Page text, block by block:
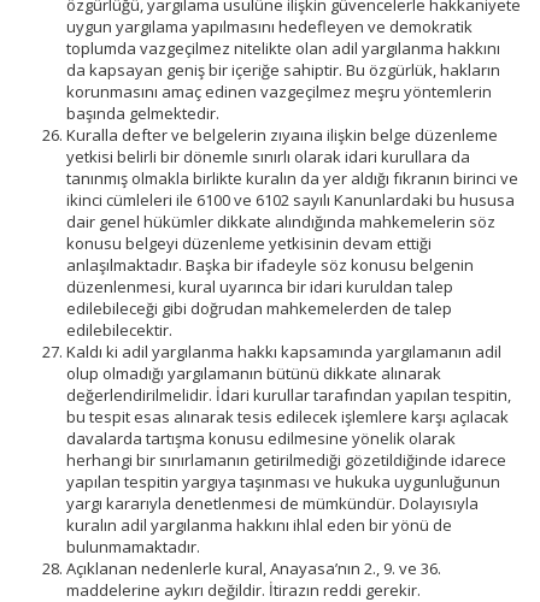
özgürlüğü, yargılama usulüne ilişkin güvencelerle hakkaniyete
uygun yargılama yapılmasını hedefleyen ve demokratik
toplumda vazgeçilmez nitelikte olan adil yargılanma hakkını
da kapsayan geniş bir içeriğe sahiptir. Bu özgürlük, hakların
korunmasını amaç edinen vazgeçilmez meşru yöntemlerin
başında gelmektedir.
Kuralla defter ve belgelerin zıyaına ilişkin belge düzenleme
yetkisi belirli bir dönemle sınırlı olarak idari kurullara da
tanınmış olmakla birlikte kuralın da yer aldığı fıkranın birinci ve
ikinci cümleleri ile 6100 ve 6102 sayılı Kanunlardaki bu hususa
dair genel hükümler dikkate alındığında mahkemelerin söz
konusu belgeyi düzenleme yetkisinin devam ettiği
anlaşılmaktadır. Başka bir ifadeyle söz konusu belgenin
düzenlenmesi, kural uyarınca bir idari kuruldan talep
edilebileceği gibi doğrudan mahkemelerden de talep
edilebilecektir.
Kaldı ki adil yargılanma hakkı kapsamında yargılamanın adil
olup olmadığı yargılamanın bütünü dikkate alınarak
değerlendirilmelidir. İdari kurullar tarafından yapılan tespitin,
bu tespit esas alınarak tesis edilecek işlemlere karşı açılacak
davalarda tartışma konusu edilmesine yönelik olarak
herhangi bir sınırlamanın getirilmediği gözetildiğinde idarece
yapılan tespitin yargıya taşınması ve hukuka uygunluğunun
yargı kararıyla denetlenmesi de mümkündür. Dolayısıyla
kuralın adil yargılanma hakkını ihlal eden bir yönü de
bulunmamaktadır.
Açıklanan nedenlerle kural, Anayasa’nın 2., 9. ve 36.
maddelerine aykırı değildir. İtirazın reddi gerekir.